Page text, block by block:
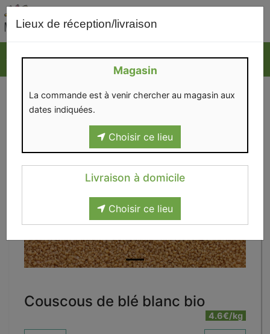
Lieux de réception/livraison
Magasin
La commande est à venir chercher au magasin aux
dates indiquées.
Choisir ce lieu
Livraison à domicile
Choisir ce lieu
Couscous de blé blanc bio
4.6€/kg